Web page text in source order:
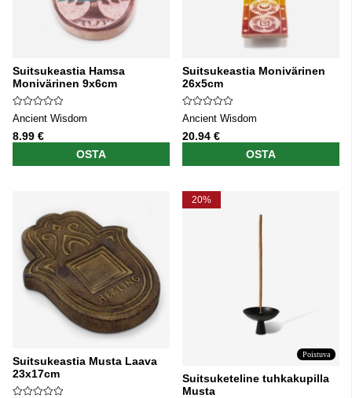
Suitsukeastia Hamsa
Monivärinen 9x6cm
Ancient Wisdom
8.99 €
OSTA
Suitsukeastia Monivärinen
26x5cm
Ancient Wisdom
20.94 €
OSTA
Suitsukeastia Musta Laava
23x17cm
20%
Poistuva
Suitsuketeline tuhkakupilla
Musta